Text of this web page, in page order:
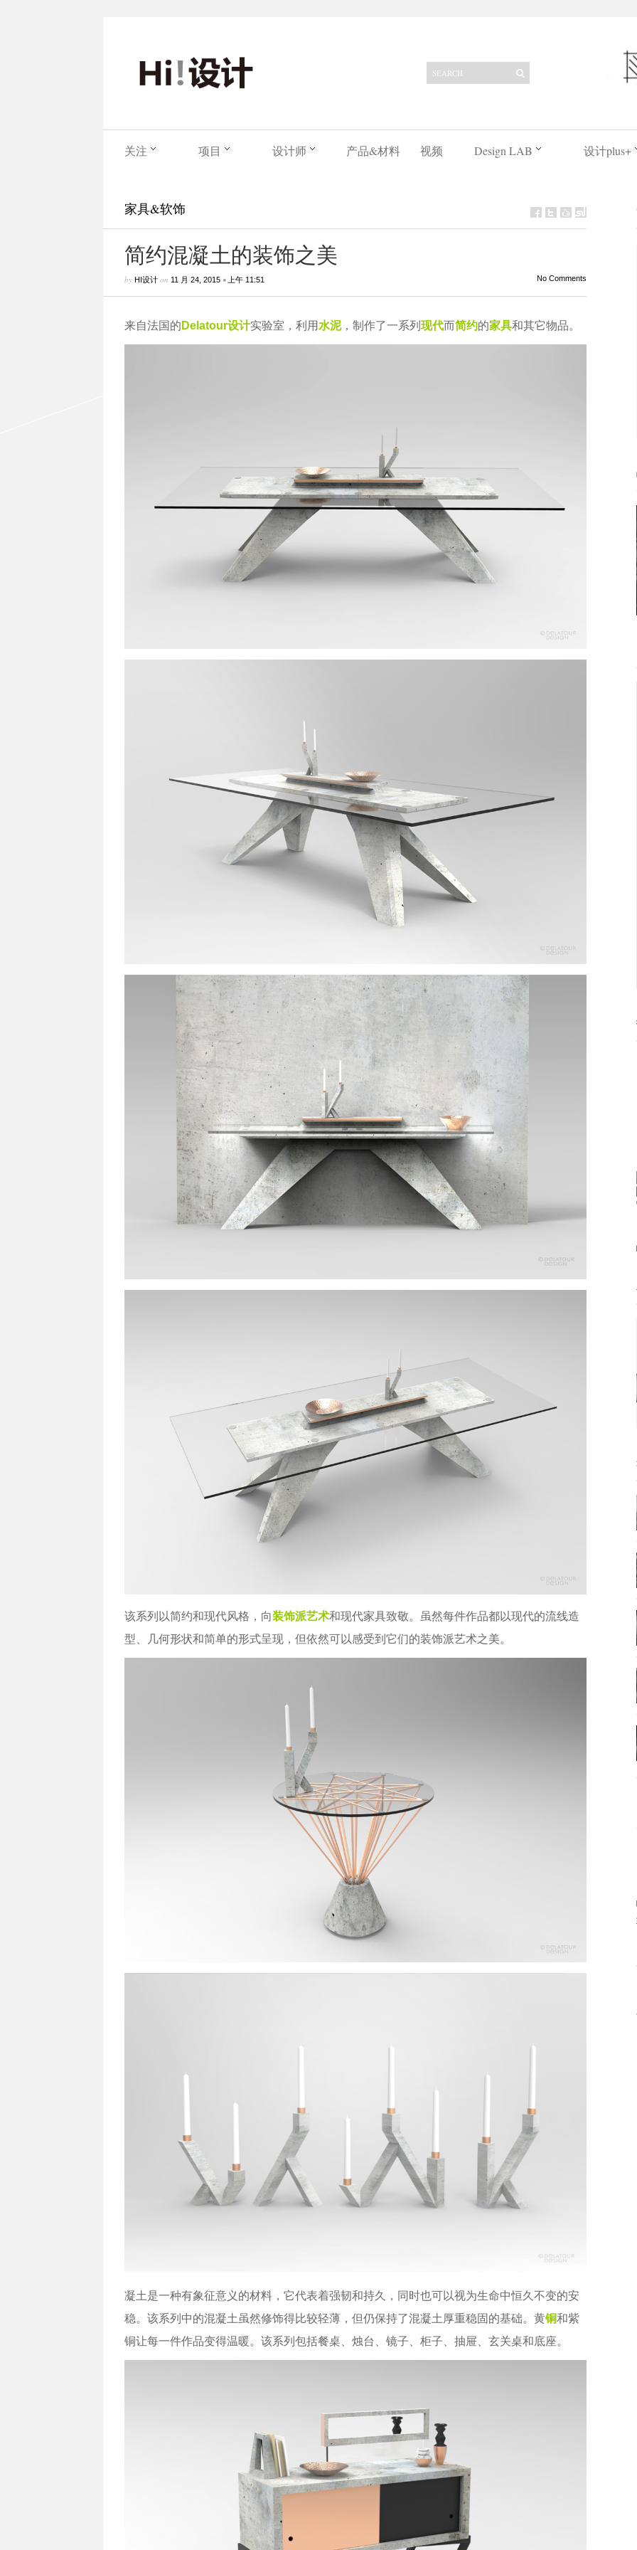
关注 项目 设计师 产品&材料 视频 Design LAB 设计plus+
家具&软饰
简约混凝土的装饰之美
by HI设计on 11 月 24, 2015• 上午 11:51 No Comments
来自法国的 Delatour设计实验室，利用 水泥，制作了一系列 现代而简约的家具和其它物品。
该系列以简约和现代风格，向装饰派艺术和现代家具致敬。虽然每件作品都以现代的流线造
型、几何形状和简单的形式呈现，但依然可以感受到它们的装饰派艺术之美。
凝土是一种有象征意义的材料，它代表着强韧和持久，同时也可以视为生命中恒久不变的安
稳。该系列中的混凝土虽然修饰得比较轻薄，但仍保持了混凝土厚重稳固的基础。黄铜和紫
铜让每一件作品变得温暖。该系列包括餐桌、烛台、镜子、柜子、抽屉、玄关桌和底座。